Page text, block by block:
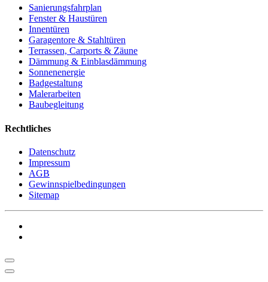
Sanierungsfahrplan
Fenster & Haustüren
Innentüren
Garagentore & Stahltüren
Terrassen, Carports & Zäune
Dämmung & Einblasdämmung
Sonnenenergie
Badgestaltung
Malerarbeiten
Baubegleitung
Rechtliches
Datenschutz
Impressum
AGB
Gewinnspielbedingungen
Sitemap